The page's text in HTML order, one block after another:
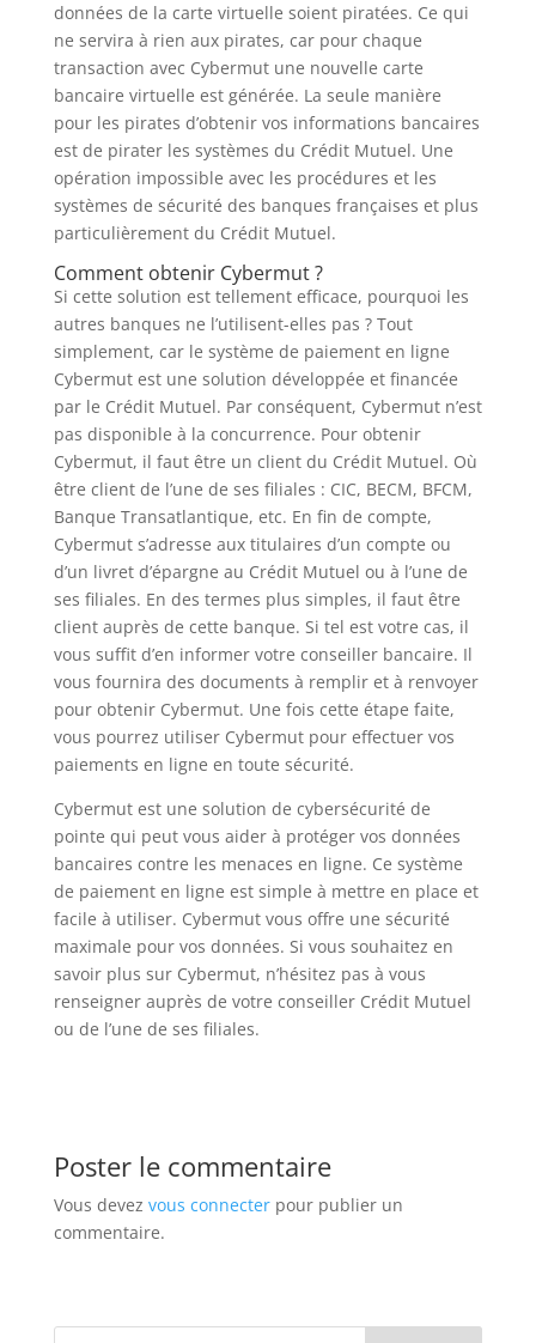
données de la carte virtuelle soient piratées. Ce qui
ne servira à rien aux pirates, car pour chaque
transaction avec Cybermut une nouvelle carte
bancaire virtuelle est générée. La seule manière
pour les pirates d’obtenir vos informations bancaires
est de pirater les systèmes du Crédit Mutuel. Une
opération impossible avec les procédures et les
systèmes de sécurité des banques françaises et plus
particulièrement du Crédit Mutuel.
Comment obtenir Cybermut ?
Si cette solution est tellement efficace, pourquoi les
autres banques ne l’utilisent-elles pas ? Tout
simplement, car le système de paiement en ligne
Cybermut est une solution développée et financée
par le Crédit Mutuel. Par conséquent, Cybermut n’est
pas disponible à la concurrence. Pour obtenir
Cybermut, il faut être un client du Crédit Mutuel. Où
être client de l’une de ses filiales : CIC, BECM, BFCM,
Banque Transatlantique, etc. En fin de compte,
Cybermut s’adresse aux titulaires d’un compte ou
d’un livret d’épargne au Crédit Mutuel ou à l’une de
ses filiales. En des termes plus simples, il faut être
client auprès de cette banque. Si tel est votre cas, il
vous suffit d’en informer votre conseiller bancaire. Il
vous fournira des documents à remplir et à renvoyer
pour obtenir Cybermut. Une fois cette étape faite,
vous pourrez utiliser Cybermut pour effectuer vos
paiements en ligne en toute sécurité.
Cybermut est une solution de cybersécurité de
pointe qui peut vous aider à protéger vos données
bancaires contre les menaces en ligne. Ce système
de paiement en ligne est simple à mettre en place et
facile à utiliser. Cybermut vous offre une sécurité
maximale pour vos données. Si vous souhaitez en
savoir plus sur Cybermut, n’hésitez pas à vous
renseigner auprès de votre conseiller Crédit Mutuel
ou de l’une de ses filiales.
Poster le commentaire
Vous devez vous connecterpour publier un
commentaire.